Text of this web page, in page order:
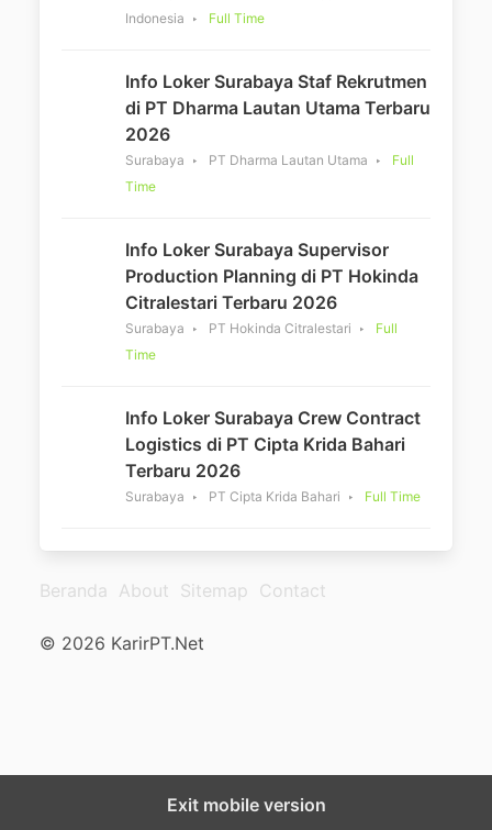
Indonesia
Full Time
Info Loker Surabaya Staf Rekrutmen
di PT Dharma Lautan Utama Terbaru
2026
Surabaya PT Dharma Lautan Utama
Full
Time
Info Loker Surabaya Supervisor
Production Planning di PT Hokinda
Citralestari Terbaru 2026
Surabaya PT Hokinda Citralestari
Full
Time
Info Loker Surabaya Crew Contract
Logistics di PT Cipta Krida Bahari
Terbaru 2026
Surabaya PT Cipta Krida Bahari Full Time
Beranda About Sitemap Contact
© 2026 KarirPT.Net
Exit mobile version